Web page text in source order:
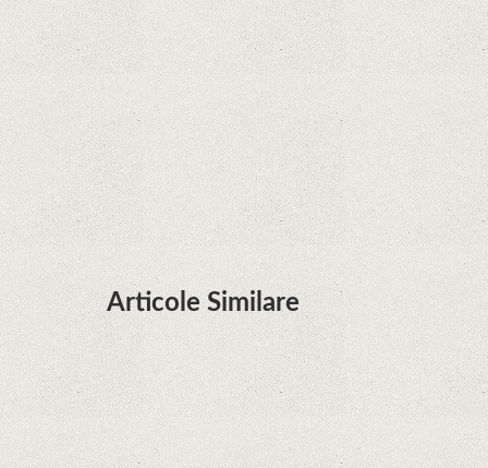
Zvon: aplicațiile Google nu se mai pot instala pe
terminalele Huawei cu procesoare Kirin
Huawei P50 primeşte o posibilă dată de lansare
şi e mai curând decât credeam; Are cameră
telephoto cu zoom optic variabil
Articole Similare
Microsoft lucrează la dezvoltarea unui procesor
proprietar pentru dispozitivele Surface